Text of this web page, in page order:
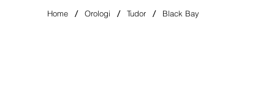
Home / Orologi / Tudor / Black Bay